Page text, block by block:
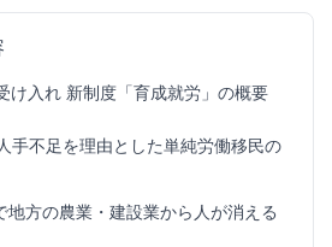
け入れ 新制度「育成就労」の概要
手不足を理由とした単純労働移民の
地方の農業・建設業から人が消える